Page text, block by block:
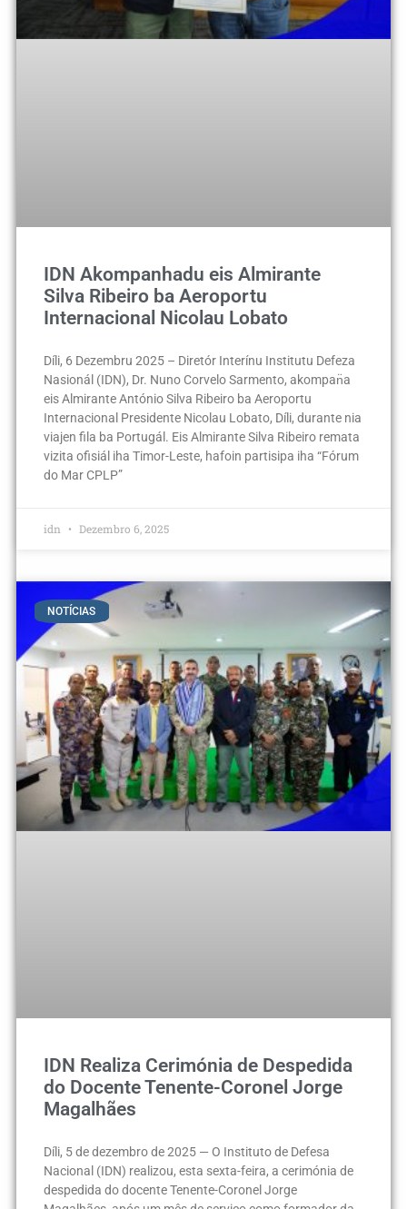
IDN Akompanhadu eis Almirante
Silva Ribeiro ba Aeroportu
Internacional Nicolau Lobato
Díli, 6 Dezembru 2025 – Diretór Interínu Institutu Defeza
Nasionál (IDN), Dr. Nuno Corvelo Sarmento, akompan̈a
eis Almirante António Silva Ribeiro ba Aeroportu
Internacional Presidente Nicolau Lobato, Díli, durante nia
viajen fila ba Portugál. Eis Almirante Silva Ribeiro remata
vizita ofisiál iha Timor-Leste, hafoin partisipa iha “Fórum
do Mar CPLP”
idn Dezembro 6, 2025
NOTÍCIAS
IDN Realiza Cerimónia de Despedida
do Docente Tenente-Coronel Jorge
Magalhães
Díli, 5 de dezembro de 2025 — O Instituto de Defesa
Nacional (IDN) realizou, esta sexta-feira, a cerimónia de
despedida do docente Tenente-Coronel Jorge